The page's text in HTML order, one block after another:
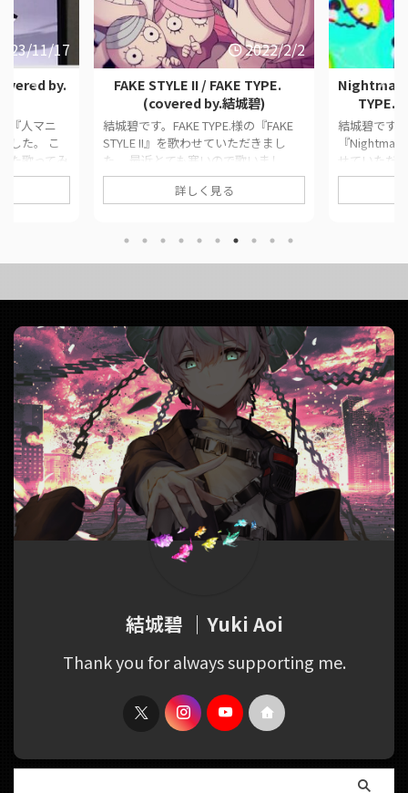
11/17
by.
『人マニ
した。 こ
た歌ってみ
をまとめて
stat
watch?
2022/2/2
FAKE STYLE II / FAKE TYPE.
(covered by.結城碧)
結城碧です。FAKE TYPE.様の『FAKE
STYLE II』を歌わせていただきまし
た。 最近とても寒いので歌いまし
た。 このページでは、に公開した歌
ってみた動画の情報や公式リンクをま
Vocal結城碧Mixはぐ様 ■ 動画リンク
FAKE STYLE II / FAKE TYPE. (covered
https://twitter.com/panda__aoi/stat
詳しく見る
Nightmare
TYPE.
結城碧です
『
せていただ
ます。 この
動画リンク
https://
結城碧 ｜Yuki Aoi
Thank you for always supporting me.